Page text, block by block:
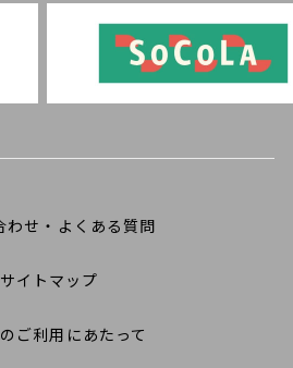
わせ・よくある質問
サイトマップ
ご利用にあたって